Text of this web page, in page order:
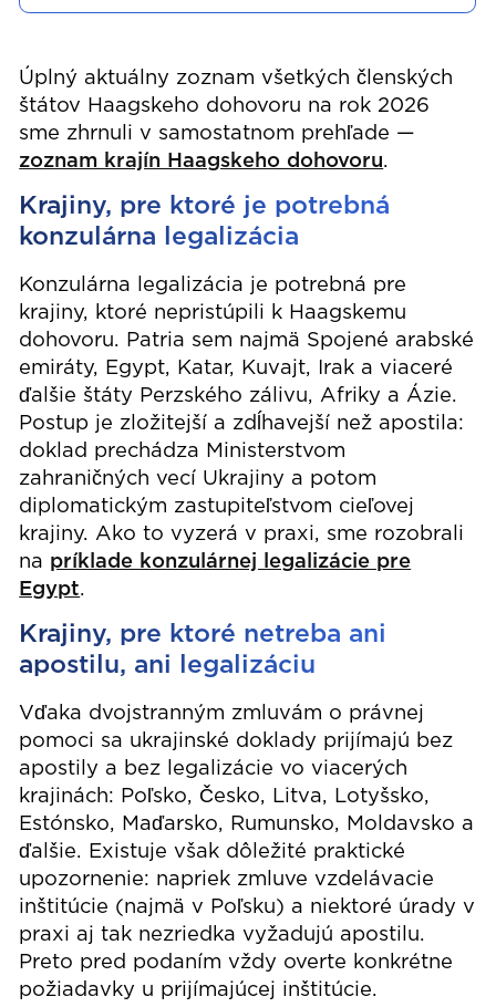
Úplný aktuálny zoznam všetkých členských
štátov Haagskeho dohovoru na rok 2026
sme zhrnuli v samostatnom prehľade —
zoznam krajín Haagskeho dohovoru.
Krajiny, pre ktoré je potrebná
konzulárna legalizácia
Konzulárna legalizácia je potrebná pre
krajiny, ktoré nepristúpili k Haagskemu
dohovoru. Patria sem najmä Spojené arabské
emiráty, Egypt, Katar, Kuvajt, Irak a viaceré
ďalšie štáty Perzského zálivu, Afriky a Ázie.
Postup je zložitejší a zdĺhavejší než apostila:
doklad prechádza Ministerstvom
zahraničných vecí Ukrajiny a potom
diplomatickým zastupiteľstvom cieľovej
krajiny. Ako to vyzerá v praxi, sme rozobrali
na príklade konzulárnej legalizácie pre
Egypt.
Krajiny, pre ktoré netreba ani
apostilu, ani legalizáciu
Vďaka dvojstranným zmluvám o právnej
pomoci sa ukrajinské doklady prijímajú bez
apostily a bez legalizácie vo viacerých
krajinách: Poľsko, Česko, Litva, Lotyšsko,
Estónsko, Maďarsko, Rumunsko, Moldavsko a
ďalšie. Existuje však dôležité praktické
upozornenie: napriek zmluve vzdelávacie
inštitúcie (najmä v Poľsku) a niektoré úrady v
praxi aj tak nezriedka vyžadujú apostilu.
Preto pred podaním vždy overte konkrétne
požiadavky u prijímajúcej inštitúcie.